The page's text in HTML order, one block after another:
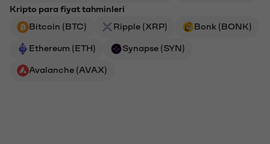
Kripto para fiyat tahminleri
Bitcoin (BTC)
Ripple (XRP) Bonk (BONK)
Ethereum (ETH) Synapse (SYN)
Avalanche (AVAX)